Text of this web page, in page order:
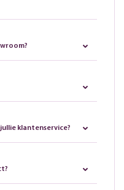
klantenservice?